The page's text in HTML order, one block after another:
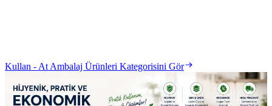
Kullan - At Ambalaj Ürünleri Kategorisini Gör